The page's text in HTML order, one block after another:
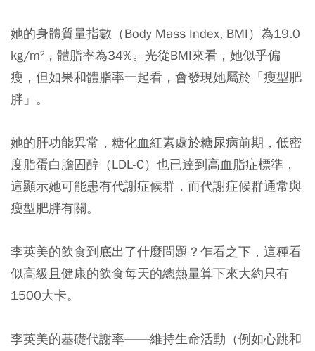
她的身體質量指數（Body Mass Index, BMI）為19.0
kg/m²，體脂率為34%。光從BMI來看，她似乎偏
瘦，但如果和體脂率一起看，會發現她屬於「瘦型肥
胖」。
她的肝功能異常，糖化血紅素處於糖尿病前期，低密
度脂蛋白膽固醇（LDL-C）也已達到高血脂症標準，
這顯示她可能患有代謝症候群，而代謝症候群通常與
瘦型肥胖有關。
李英美的飲食到底出了什麼問題？乍看之下，這種看
似高級且健康的飲食每天的總熱量算下來大約只有
1500大卡。
李英美的基礎代謝率——維持生命活動（例如心跳和